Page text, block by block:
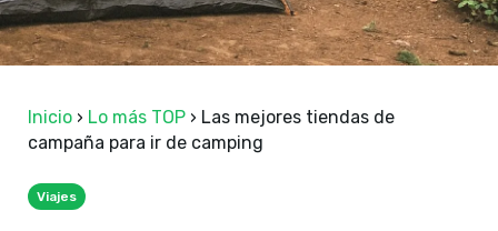
Inicio › Lo más TOP › Las mejores tiendas de
campaña para ir de camping
Viajes